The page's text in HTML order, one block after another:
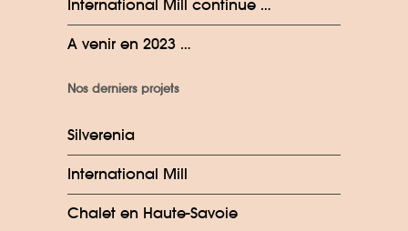
International Mill continue …
A venir en 2023 …
Nos derniers projets
Silverenia
International Mill
Chalet en Haute-Savoie